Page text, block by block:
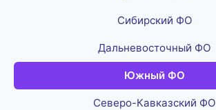
Сибирский ФО
Дальневосточный ФО
Южный ФО
Северо-Кавказский ФО